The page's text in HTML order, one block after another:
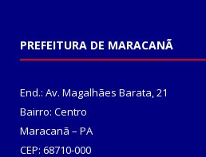
PREFEITURA DE MARACANÃ
End.: Av. Magalhães Barata, 21
Bairro: Centro
Maracanã – PA
CEP: 68710-000